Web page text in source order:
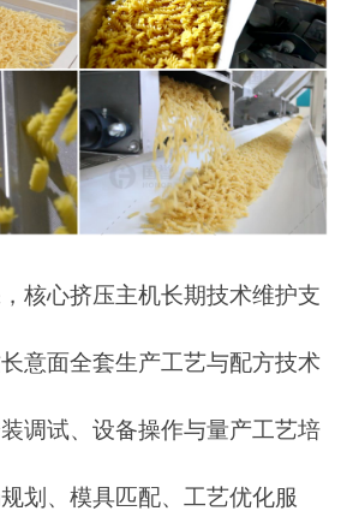
核心挤压主机长期技术维护支
意面全套生产工艺与配方技术
调试、设备操作与量产工艺培
划、模具匹配、工艺优化服